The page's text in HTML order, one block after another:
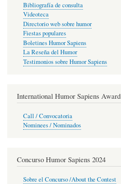
Bibliografía de consulta
Videoteca
Directorio web sobre humor
Fiestas populares
Boletines Humor Sapiens
La Reseña del Humor
Testimonios sobre Humor Sapiens
International Humor Sapiens Award
Call / Convocatoria
Nominees / Nominados
Concurso Humor Sapiens 2024
Sobre el Concurso /About the Contest